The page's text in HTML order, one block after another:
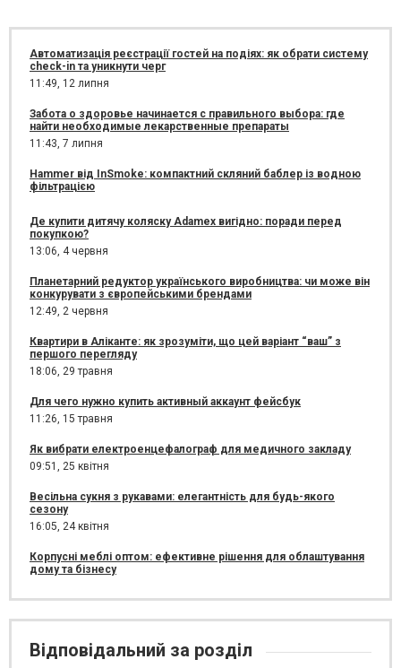
Автоматизація реєстрації гостей на подіях: як обрати систему
check-in та уникнути черг
11:49, 12 липня
Забота о здоровье начинается с правильного выбора: где
найти необходимые лекарственные препараты
11:43, 7 липня
Hammer від InSmoke: компактний скляний баблер із водною
фільтрацією
Де купити дитячу коляску Adamex вигідно: поради перед
покупкою?
13:06, 4 червня
Планетарний редуктор українського виробництва: чи може він
конкурувати з європейськими брендами
12:49, 2 червня
Квартири в Аліканте: як зрозуміти, що цей варіант “ваш” з
першого перегляду
18:06, 29 травня
Для чего нужно купить активный аккаунт фейсбук
11:26, 15 травня
Як вибрати електроенцефалограф для медичного закладу
09:51, 25 квітня
Весільна сукня з рукавами: елегантність для будь-якого
сезону
16:05, 24 квітня
Корпусні меблі оптом: ефективне рішення для облаштування
дому та бізнесу
Відповідальний за розділ